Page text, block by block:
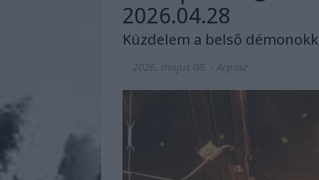
2026.04.28
Küzdelem a belső
2026. május 08. - Árposz